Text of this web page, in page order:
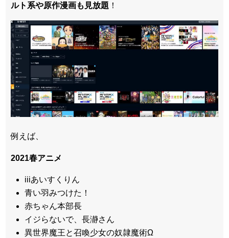
ルト系や原作漫画も見放題 ！
例えば、
2021春アニメ
iiiあいすくりん
青い羽みつけた！
赤ちゃん本部長
イジらないで、長瀞さん
異世界魔王と召喚少女の奴隷魔術Ω